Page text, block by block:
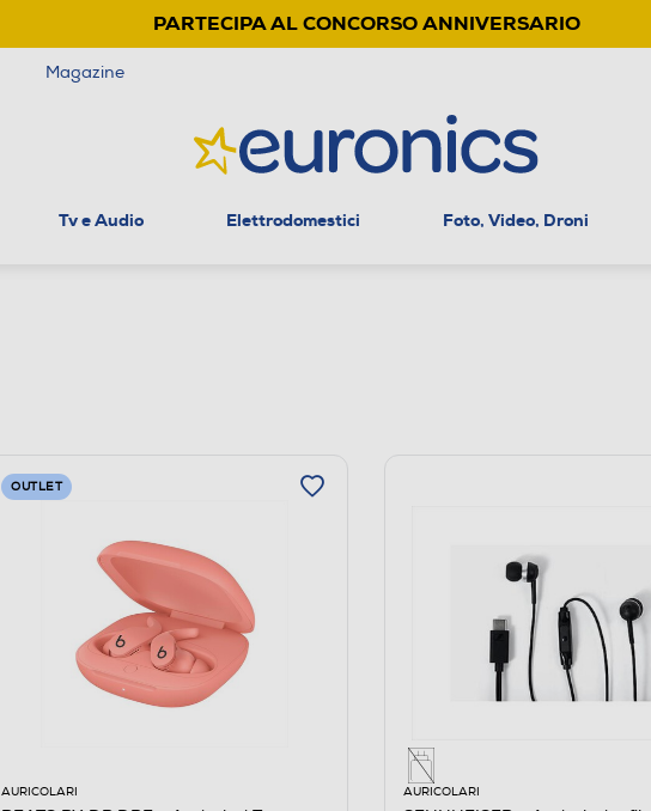
PARTECIPA AL CONCORSO ANNIVERSARIO
Magazine
Tv e Audio Elettrodomestici Foto, Video, Droni
OUTLET
AURICOLARI AURICOLARI